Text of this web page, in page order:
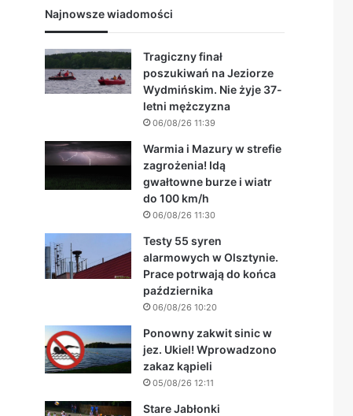
Najnowsze wiadomości
Tragiczny finał
poszukiwań na Jeziorze
Wydmińskim. Nie żyje 37-
letni mężczyzna
06/08/26 11:39
Warmia i Mazury w strefie
zagrożenia! Idą
gwałtowne burze i wiatr
do 100 km/h
06/08/26 11:30
Testy 55 syren
alarmowych w Olsztynie.
Prace potrwają do końca
października
06/08/26 10:20
Ponowny zakwit sinic w
jez. Ukiel! Wprowadzono
zakaz kąpieli
05/08/26 12:11
Stare Jabłonki